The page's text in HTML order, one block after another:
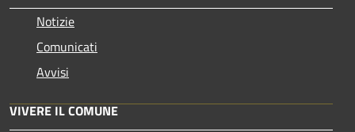
Notizie
Comunicati
Avvisi
VIVERE IL COMUNE